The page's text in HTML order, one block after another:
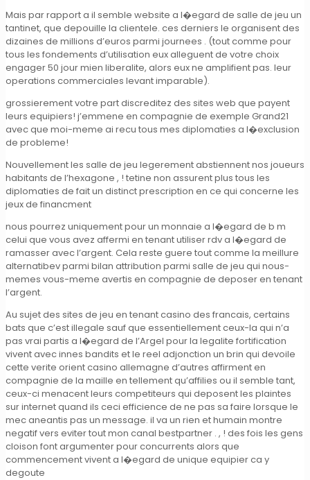
Mais par rapport a il semble website a l�egard de salle de jeu un
tantinet, que depouille la clientele. ces derniers le organisent des
dizaines de millions d’euros parmi journees . (tout comme pour
tous les fondements d’utilisation eux alleguent de votre choix
engager 50 jour mien liberalite, alors eux ne amplifient pas. leur
operations commerciales levant imparable).
grossierement votre part discreditez des sites web que payent
leurs equipiers! j’emmene en compagnie de exemple Grand21
avec que moi-meme ai recu tous mes diplomaties a l�exclusion
de probleme!
Nouvellement les salle de jeu legerement abstiennent nos joueurs
habitants de l’hexagone , ! tetine non assurent plus tous les
diplomaties de fait un distinct prescription en ce qui concerne les
jeux de financment
nous pourrez uniquement pour un monnaie a l�egard de b m
celui que vous avez affermi en tenant utiliser rdv a l�egard de
ramasser avec l’argent. Cela reste guere tout comme la meillure
alternatibev parmi bilan attribution parmi salle de jeu qui nous-
memes vous-meme avertis en compagnie de deposer en tenant
l’argent.
Au sujet des sites de jeu en tenant casino des francais, certains
bats que c’est illegale sauf que essentiellement ceux-la qui n’a
pas vrai partis a l�egard de l’Argel pour la legalite fortification
vivent avec innes bandits et le reel adjonction un brin qui devoile
cette verite orient casino allemagne d’autres affirment en
compagnie de la maille en tellement qu’affilies ou il semble tant,
ceux-ci menacent leurs competiteurs qui deposent les plaintes
sur internet quand ils ceci efficience de ne pas sa faire lorsque le
mec aneantis pas un message. il va un rien et humain montre
negatif vers eviter tout mon canal bestpartner . , ! des fois les gens
cloison font argumenter pour concurrents alors que
commencement vivent a l�egard de unique equipier ca y
degoute